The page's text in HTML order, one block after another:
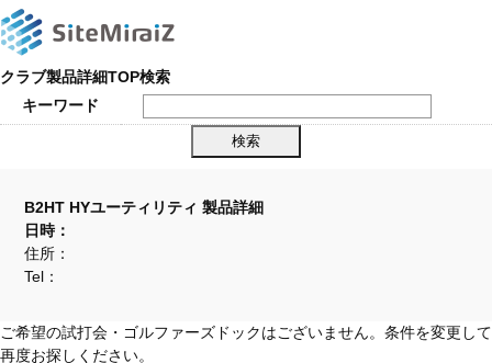
クラブ製品詳細TOP検索
キーワード
B2HT HYユーティリティ 製品詳細
日時：
住所：
Tel：
ご希望の試打会・ゴルファーズドックはございません。条件を変更して
再度お探しください。